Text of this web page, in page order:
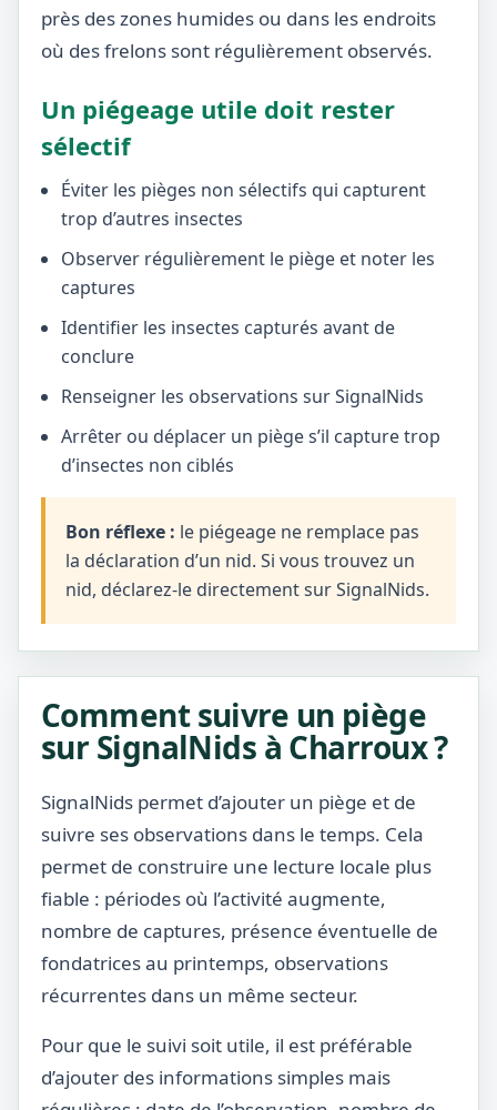
près des zones humides ou dans les endroits
où des frelons sont régulièrement observés.
Un piégeage utile doit rester
sélectif
Éviter les pièges non sélectifs qui capturent
trop d’autres insectes
Observer régulièrement le piège et noter les
captures
Identifier les insectes capturés avant de
conclure
Renseigner les observations sur SignalNids
Arrêter ou déplacer un piège s’il capture trop
d’insectes non ciblés
Bon réflexe : le piégeage ne remplace pas
la déclaration d’un nid. Si vous trouvez un
nid, déclarez-le directement sur SignalNids.
Comment suivre un piège
sur SignalNids à Charroux ?
SignalNids permet d’ajouter un piège et de
suivre ses observations dans le temps. Cela
permet de construire une lecture locale plus
fiable : périodes où l’activité augmente,
nombre de captures, présence éventuelle de
fondatrices au printemps, observations
récurrentes dans un même secteur.
Pour que le suivi soit utile, il est préférable
d’ajouter des informations simples mais